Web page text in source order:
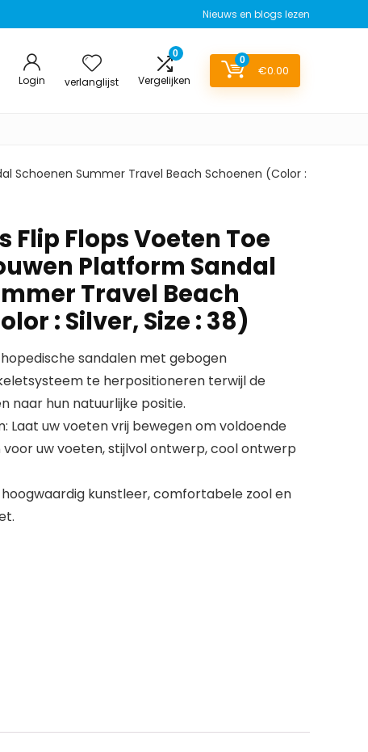
Nieuws en blogs lezen
Login verlanglijst
0
Vergelijken
0
€0.00
Schoenen Summer Travel Beach Schoenen (Color :
Flip Flops Voeten Toe
Platform Sandal
Travel Beach
: Silver, Size : 38)
sandalen met gebogen
te herpositioneren terwijl de
naar hun natuurlijke positie.
Laat uw voeten vrij bewegen om voldoende
uw voeten, stijlvol ontwerp, cool ontwerp
kunstleer, comfortabele zool en